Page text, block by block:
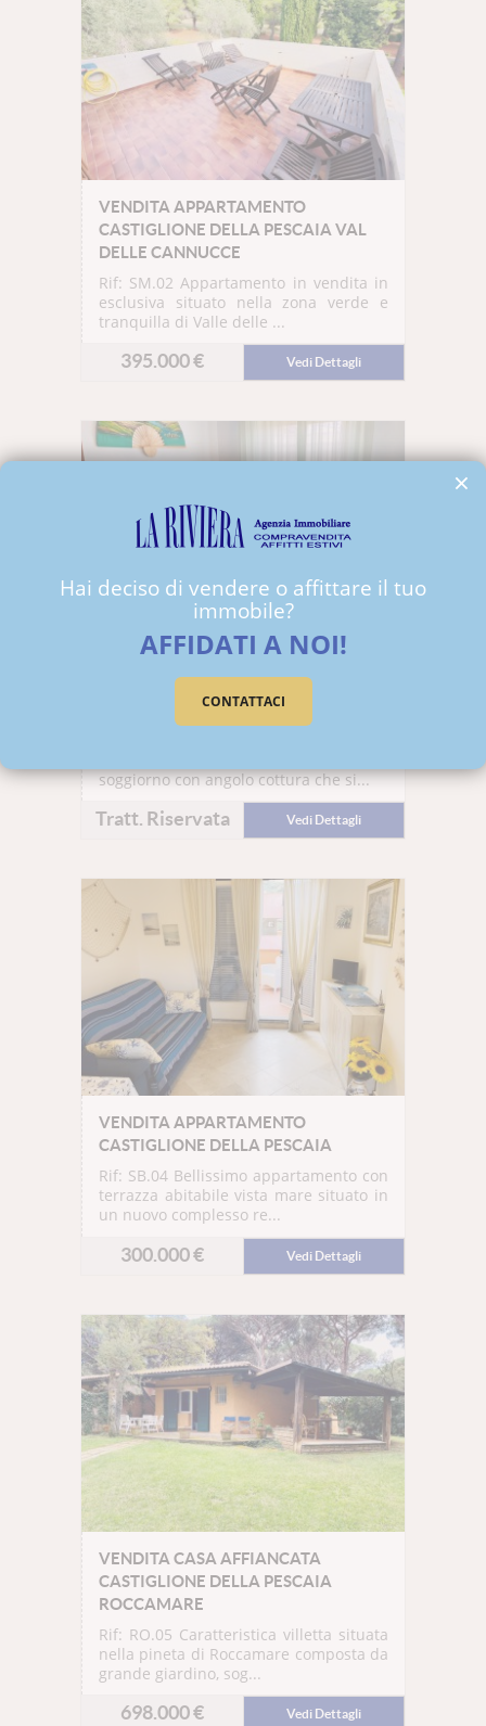
×
Hai deciso di vendere o affittare il tuo
immobile?
AFFIDATI A NOI!
CONTATTACI
VENDITA APPARTAMENTO
CASTIGLIONE DELLA PESCAIA VAL
DELLE CANNUCCE
Rif: SM.02 Appartamento in vendita in
esclusiva situato nella zona verde e
tranquilla di Valle delle ...
395.000 €
Vedi Dettagli
PINETINA SUD
soggiorno con angolo cottura che si...
Tratt. Riservata
Vedi Dettagli
VENDITA APPARTAMENTO
CASTIGLIONE DELLA PESCAIA
Rif: SB.04 Bellissimo appartamento con
terrazza abitabile vista mare situato in
un nuovo complesso re...
300.000 €
Vedi Dettagli
VENDITA CASA AFFIANCATA
CASTIGLIONE DELLA PESCAIA
ROCCAMARE
Rif: RO.05 Caratteristica villetta situata
nella pineta di Roccamare composta da
grande giardino, sog...
698.000 €
Vedi Dettagli